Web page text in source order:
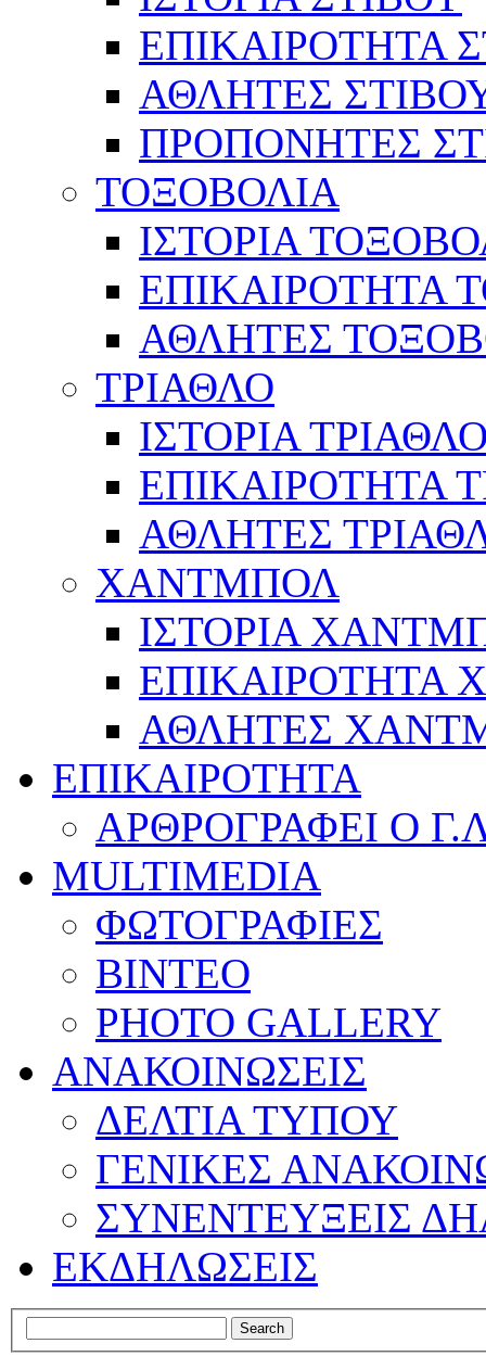
ΕΠΙΚΑΙΡΟΤΗΤΑ
ΑΘΛΗΤΕΣ
ΠΡΟΠΟΝΗΤΕΣ
ΤΟΞΟΒΟΛΙΑ
ΙΣΤΟΡΙΑ
ΕΠΙΚΑΙΡΟΤΗΤΑ
ΑΘΛΗΤΕΣ
ΤΡΙΑΘΛΟ
ΙΣΤΟΡΙΑ
ΕΠΙΚΑΙΡΟΤΗΤΑ
ΑΘΛΗΤΕΣ
ΧΑΝΤΜΠΟΛ
ΙΣΤΟΡΙΑ
ΕΠΙΚΑΙΡΟΤΗΤΑ
ΑΘΛΗΤΕΣ
ΕΠΙΚΑΙΡΟΤΗΤΑ
ΑΡΘΡΟΓΡΑΦΕΙ Ο
MULTIMEDIA
ΦΩΤΟΓΡΑΦΙΕΣ
ΒΙΝΤΕΟ
PHOTO GALLERY
ΑΝΑΚΟΙΝΩΣΕΙΣ
ΔΕΛΤΙΑ ΤΥΠΟΥ
ΓΕΝΙΚΕΣ
ΣΥΝΕΝΤΕΥΞΕΙΣ
ΕΚΔΗΛΩΣΕΙΣ